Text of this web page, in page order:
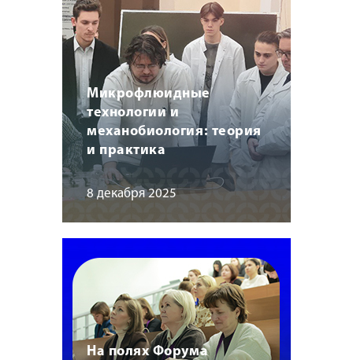
Микрофлюидные
технологии и
механобиология: теория
и практика
8 декабря 2025
На полях Форума